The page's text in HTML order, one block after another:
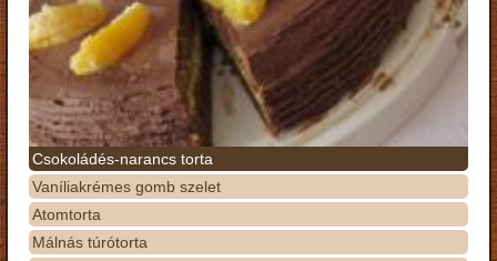
Csokoládés-narancs torta
Vaníliakrémes gomb szelet
Atomtorta
Málnás túrótorta